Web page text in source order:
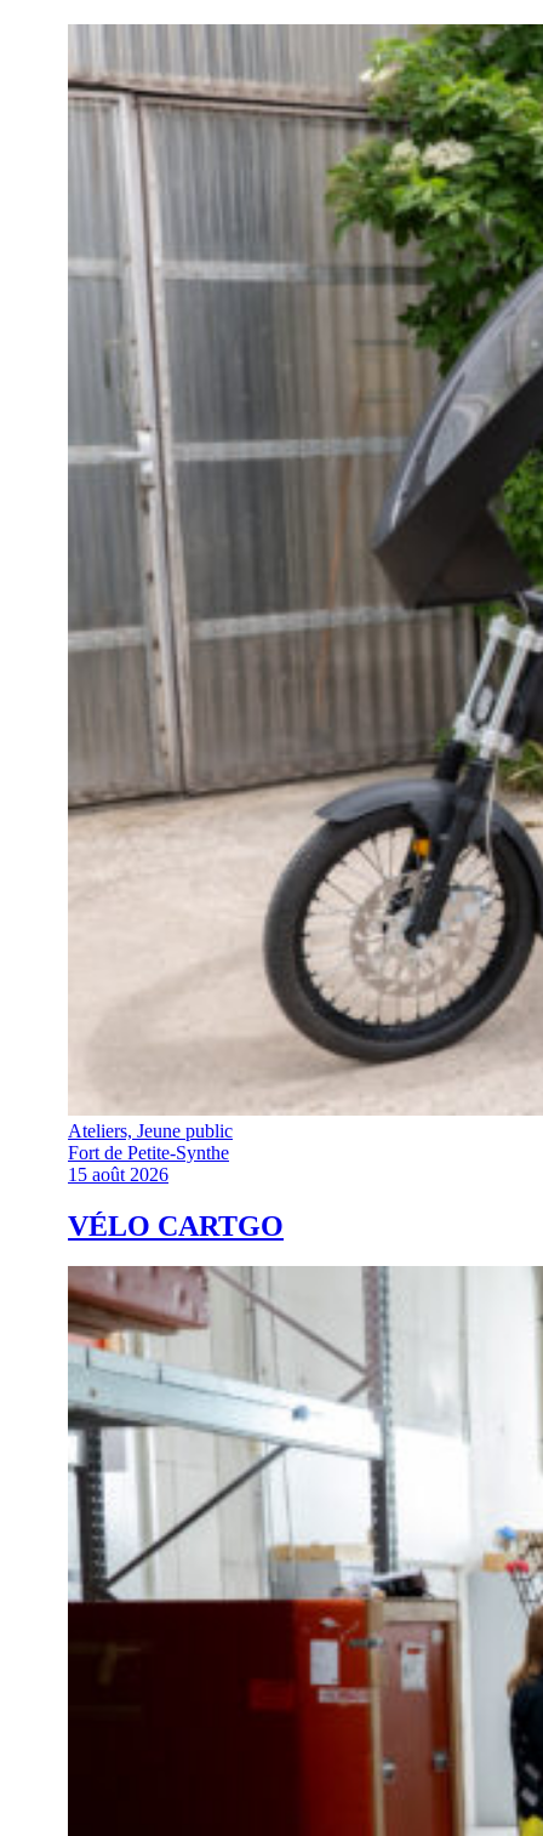
Ateliers, Jeune public
Fort de Petite-Synthe
15 août 2026
VÉLO CARTGO